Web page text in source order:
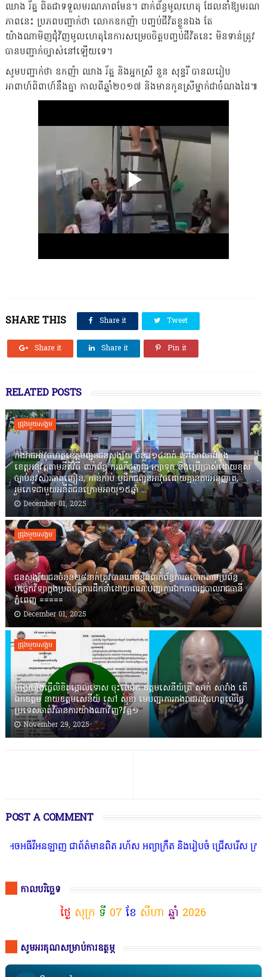
ឈាង រ័ត្ន ពិតជាទទួលមរណភាពមែន។ ពាក់ព័ន្ធមូលហេតុ ដែលនាំឱ្យមរណ
ភាពនេះ ប្រភពបញ្ជាក់ថា លោកឧកញ៉ា បញ្ចប់ជីវិតខ្លួនឯង តែ
យ៉ាងណាមិញជុំវិញមូលហេតុនៃការសម្រេចចិត្តបញ្ចប់ជីវិតនេះ មិនទាន់ត្រូវ
បានបញ្ជាក់ច្បាស់នៅឡើយទេ។
សូមបញ្ជាក់ថា ឧកញ៉ា ឈាង រ័ត្ន និងអ្នកស្រី នួន សុន្ទរី បានលរៀប
អាពាហ៍ពិពាហ៍នឹងគ្នា កាលពីឆ្នាំ២០១៧ និងមានកូនស្រីម្នាក់ជាចំណងដៃ៕
SHARE THIS Share it Tweet
Share it Share it Pin it
RELATED POSTS
ជ្រុងមួយសង្គម
កងរាជឣាវុធហត្ថខេត្តបញ្ជូនជនសង្ស័យ ចំនួន១៤នាក់ ទៅសាលាដំបូង
ខេត្តឣនុវត្តតាមនីតិវិធី ពាក់ព័ន្ធ ករណីជួញដូរ រក្សាទុក និងប្រើប្រាស់ដោយខុស
ច្បាប់នូវសារធាតុញៀន, កាន់កាប់ ឬដឹកជញ្ជូនអាវុធដោយគ្មានការអនុញ្ញាត,
រួមភេទជាមួយអនីតិជនក្រោមអាយុ១៥ឆ្នាំ ...
December 01, 2025
ជ្រុងមួយសង្គម
ជនសង្ស័យជនចំនួន២៨នាក់ត្រូវបានឃាត់ខ្លួនពាក់ព័ន្ធការឆបោកតាមប្រព័ន្ធ
បច្ចេកវិទ្យាក្នុងប្រតិបត្តិការដឹកនាំដោយគណៈបញ្ជាការឯកភាពរដ្ឋបាលរាជធានី
ភ្នំពេញ ‎=====
December 01, 2025
ជ្រុងមួយសង្គម
បង្វែររឿងធ្វើលិខិតថ្កោលទោស ចុះលោក ឧត្តមសេនីយ៍ត្រី សាក់ សារាំង តើ
ឯកឧត្តម នាយឧត្តមសេនីយ៍ សៅ សុខា មេបញ្ជាការកងរាជអាវុធហត្ថលើផ្ទៃ
ប្រទេសចាត់វិធានការយ៉ាងណាវិញ?វគ្គ១
November 29, 2025
POST A COMMENT
នឡាញ ជាព័ត៌មានពិត រហ័ស អព្យាក្រឹត និងរៀបចំ ជ្រើសរើស ក្រុមការងារ
កាលបរិច្ឆេទ
ថ្ងៃ សុក្រ ទី 07 ខែ សីហា ឆ្នាំ 2026
សូមអរគុណសម្រាប់ការឧត្ថម្ភ